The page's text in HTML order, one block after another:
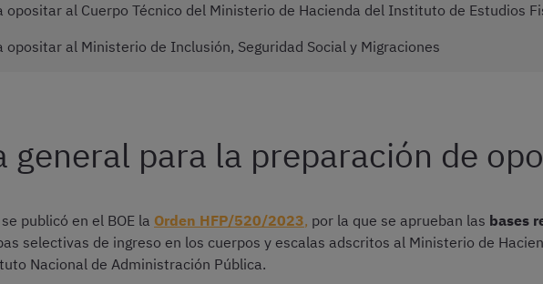
opositar al Cuerpo Técnico del Ministerio de Hacienda del Instituto de Estudios
opositar al Ministerio de Inclusión, Seguridad Social y Migraciones
general para la preparación de
publicó en el BOE la Orden HFP/520/2023, por la que se aprueban las bases
selectivas de ingreso en los cuerpos y escalas adscritos al Ministerio de
Nacional de Administración Pública.